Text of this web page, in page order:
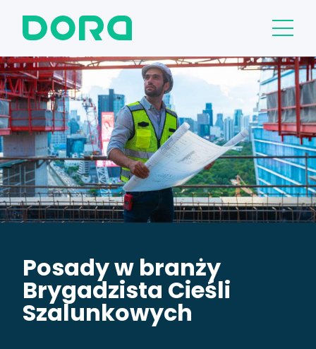
Posady w branży
Brygadzista Cieśli
Szalunkowych